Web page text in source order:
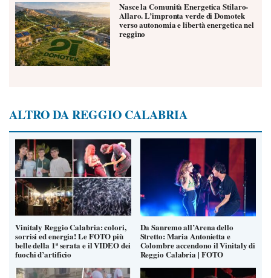
Nasce la Comunità Energetica Stilaro-
Allaro. L’impronta verde di Domotek
verso autonomia e libertà energetica nel
reggino
ALTRO DA REGGIO CALABRIA
Vinitaly Reggio Calabria: colori,
sorrisi ed energia! Le FOTO più
belle della 1ª serata e il VIDEO dei
fuochi d’artificio
Da Sanremo all’Arena dello
Stretto: Maria Antonietta e
Colombre accendono il Vinitaly di
Reggio Calabria | FOTO